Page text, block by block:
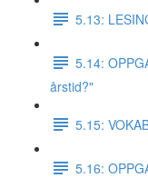
5.13:
5.14:
årstid?"
5.15:
5.16: